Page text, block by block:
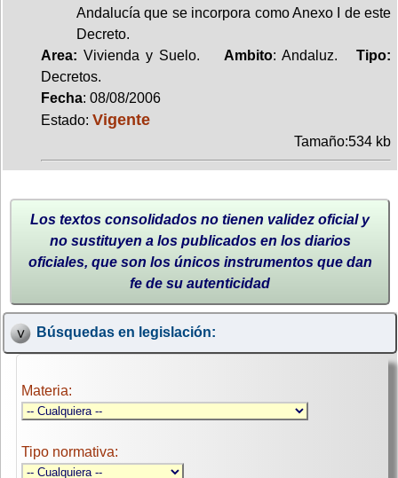
Andalucía que se incorpora como Anexo I de este
Decreto.
Area: Vivienda y Suelo. Ambito: Andaluz.Tipo:
Decretos.
Fecha: 08/08/2006
Estado: Vigente
Tamaño:534 kb
Los textos consolidados no tienen validez oficial y
no sustituyen a los publicados en los diarios
oficiales, que son los únicos instrumentos que dan
fe de su autenticidad
Búsquedas en legislación:
Materia:
Tipo normativa: